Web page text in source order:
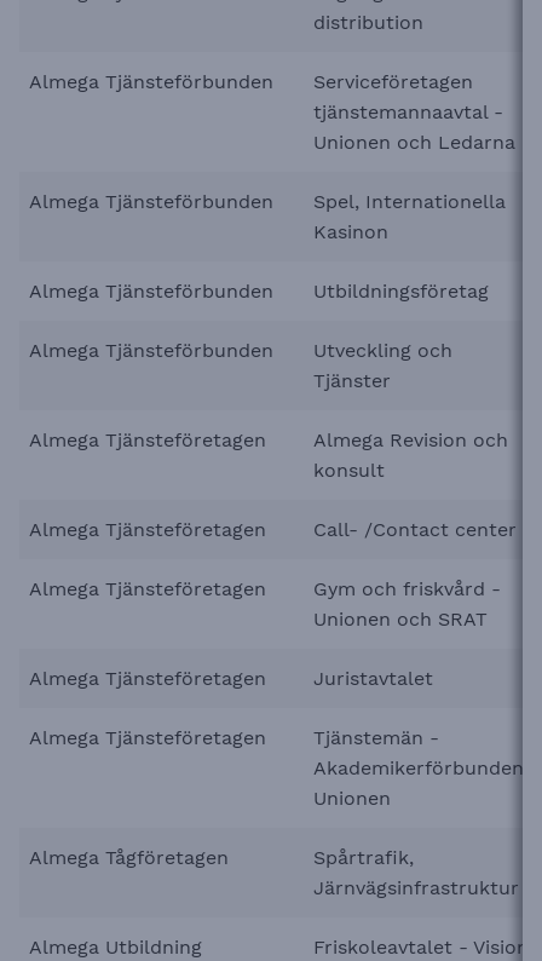
distribution
Almega Tjänsteförbunden
Serviceföretagen
tjänstemannaavtal -
Unionen och Ledarna
Almega Tjänsteförbunden
Spel, Internationella
Kasinon
Almega Tjänsteförbunden Utbildningsföretag
Almega Tjänsteförbunden
Utveckling och
Tjänster
Almega Tjänsteföretagen
Almega Revision och
konsult
Almega Tjänsteföretagen Call- /Contact center
Almega Tjänsteföretagen
Gym och friskvård -
Unionen och SRAT
Almega Tjänsteföretagen Juristavtalet
Almega Tjänsteföretagen
Tjänstemän -
Akademikerförbunden,
Unionen
Almega Tågföretagen
Spårtrafik,
Järnvägsinfrastruktur
Almega Utbildning Friskoleavtalet - Vision